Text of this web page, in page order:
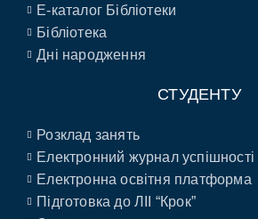
E-каталог Бібліотеки
Бібліотека
Дні народження
СТУДЕНТУ
Розклад занять
Електронний журнал успішності
Електронна освітня платформа
Підготовка до ЛІІ “Крок”